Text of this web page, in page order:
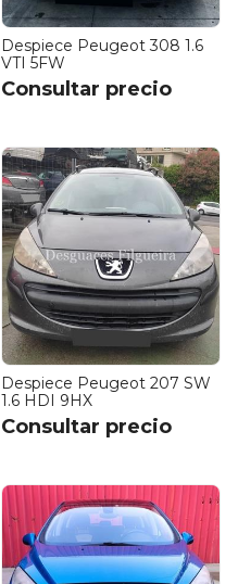
Despiece Peugeot 308 1.6
VTI 5FW
Consultar precio
Despiece Peugeot 207 SW
1.6 HDI 9HX
Consultar precio